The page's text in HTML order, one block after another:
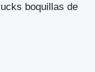
boquillas de